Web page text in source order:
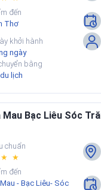
cho điện thoại khi đi
dụng.
thiết.
gọn?
đến
Thơ
khởi hành
ngày
bằng
lịch
Mau Bạc Liêu Sóc
chuẩn
★
đến
- Bạc Liêu- Sóc